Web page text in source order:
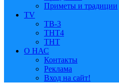
Приметы и традиции
TV
ТВ-3
ТНТ4
ТНТ
О НАС
Контакты
Реклама
Вход на сайт!